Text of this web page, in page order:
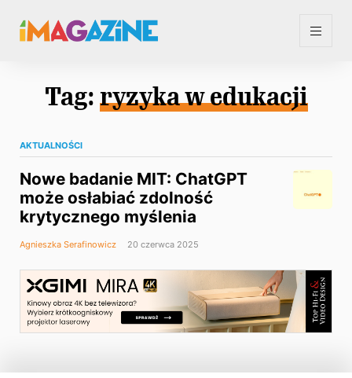
Tag: ryzyka w edukacji
AKTUALNOŚCI
Nowe badanie MIT: ChatGPT
może osłabiać zdolność
krytycznego myślenia
Agnieszka Serafinowicz 20 czerwca 2025